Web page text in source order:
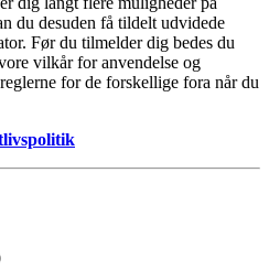
du desuden få tildelt udvidede
Før du tilmelder dig bedes du
vilkår for anvendelse og
for de forskellige fora når du